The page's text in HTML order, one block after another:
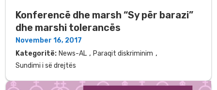
Konferencë dhe marsh “Sy për barazi”
dhe marshi tolerancës
November 16, 2017
Kategoritë: News-AL , Paraqit diskriminim ,
Sundimi i së drejtës